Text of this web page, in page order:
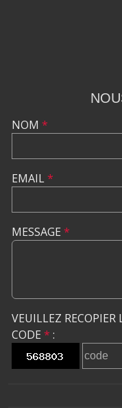
NOM *
EMAIL*
MESSAGE *
VEUILLEZ RECOPIER
CODE * :